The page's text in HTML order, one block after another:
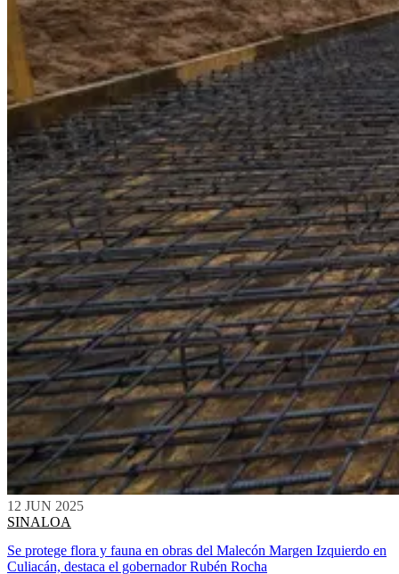
12 JUN 2025
SINALOA
Se protege flora y fauna en obras del Malecón Margen Izquierdo en
Culiacán, destaca el gobernador Rubén Rocha